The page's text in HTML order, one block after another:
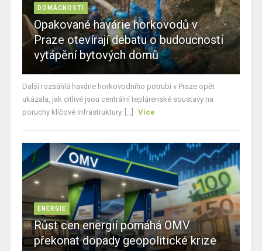
DOMÁCNOSTI
Opakované havárie horkovodů v
Praze otevírají debatu o budoucnosti
vytápění bytových domů
Další rozsáhlá havárie horkovodního potrubí v Praze opět
ukázala, jak citlivé jsou centrální teplárenské soustavy na
poruchy klíčové infrastruktury. [...]
Více
ENERGIE
Růst cen energií pomáhá OMV
překonat dopady geopolitické krize